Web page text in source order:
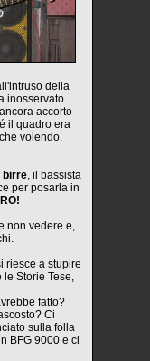
della
inosservato.
accorto
il quadro era
volendo,
birre, il bassista
per posarla in
non vedere e,
riesce a stupire
Storie Tese,
fatto?
Ci
sulla folla
BFG 9000 e ci